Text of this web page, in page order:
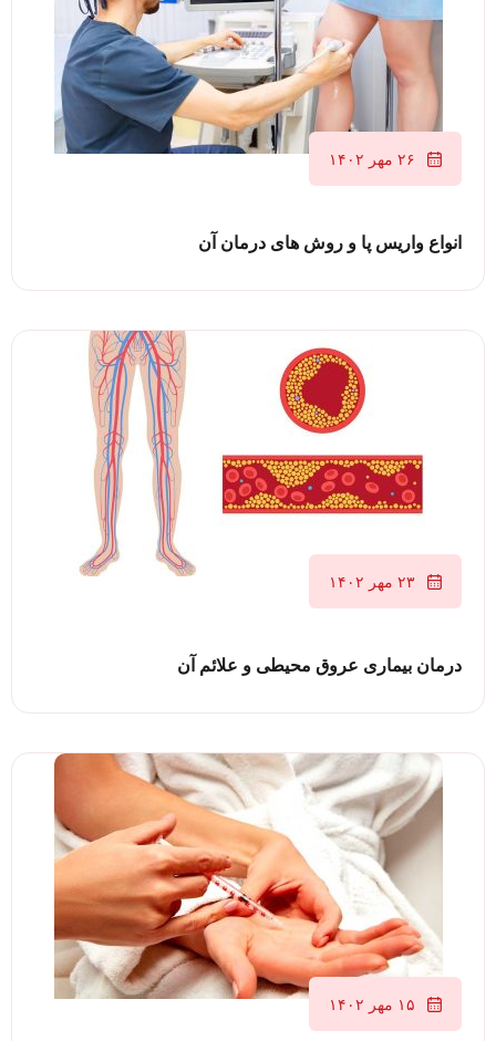
۲۶ مهر ۱۴۰۲
انواع واریس پا و روش های درمان آن
۲۳ مهر ۱۴۰۲
درمان بیماری عروق محیطی و علائم آن
۱۵ مهر ۱۴۰۲